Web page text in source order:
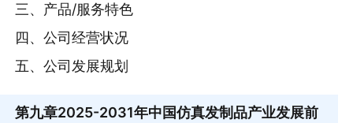
三、产品/服务特色
四、公司经营状况
五、公司发展规划
第九章2025-2031年中国仿真发制品产业发展前